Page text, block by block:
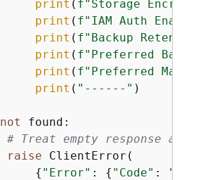
print ( f"Storage
print ( f"IAM Auth
print ( f"Backup
print ( f"Preferred
print ( f"Preferred
print ( "------" )
not found:
# Treat empty response as
raise ClientError(
{ "Error" : { "Code" :